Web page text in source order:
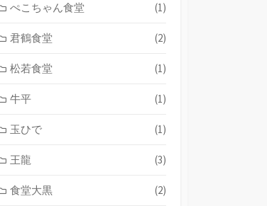
ぺこちゃん食堂 (1)
君鶴食堂 (2)
松若食堂 (1)
牛平 (1)
玉ひで (1)
王龍 (3)
食堂大黒 (2)